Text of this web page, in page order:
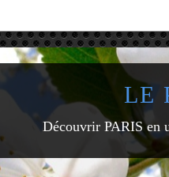
LE
Découvrir PARIS en